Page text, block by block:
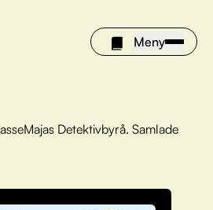
Meny
bokvalet
Detektivbyrå. Samlade